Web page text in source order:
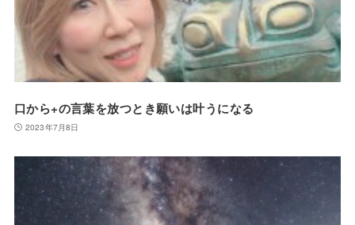
口から+の言葉を放つとき願いは叶うになる
2023年7月8日